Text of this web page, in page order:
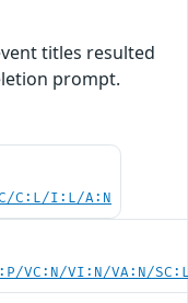
titles resulted
prompt.
C:L/I:L/A:N
VC:N/VI:N/VA:N/